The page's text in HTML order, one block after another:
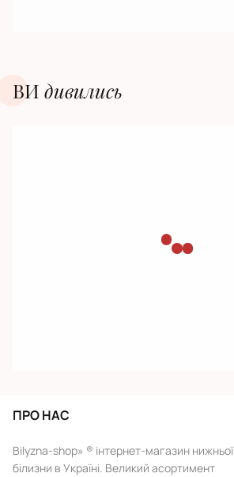
ВИ дивилиcь
ПРО НАС
Bilyzna-shop» ® інтернет-магазин нижньої
білизни в Україні. Великий асортимент